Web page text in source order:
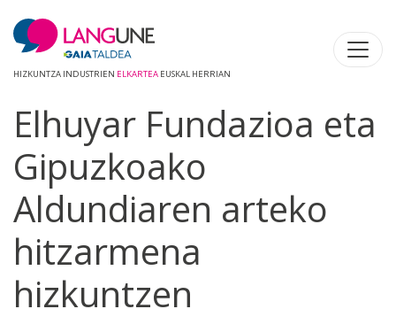
HIZKUNTZA INDUSTRIEN ELKARTEA EUSKAL HERRIAN
Elhuyar Fundazioa eta
Gipuzkoako
Aldundiaren arteko
hitzarmena
hizkuntzen